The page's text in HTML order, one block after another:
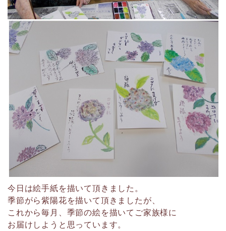
今日は絵手紙を描いて頂きました。
季節がら紫陽花を描いて頂きましたが、
これから毎月、季節の絵を描いてご家族様に
お届けしようと思っています。